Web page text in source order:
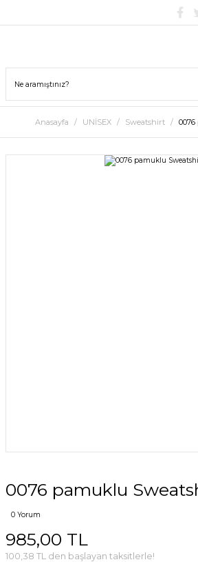
Anasayfa UNİSEX Sweatshirt
0076 pamuklu
0 Yorum
985,00 TL
100,38 TL den başlayan taksitlerle!